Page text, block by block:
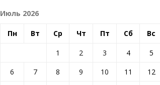
Июль 2026
Пн Вт Ср Чт Пт Сб Вс
1 2 3 4
5
6
7 8 9 10 11 12